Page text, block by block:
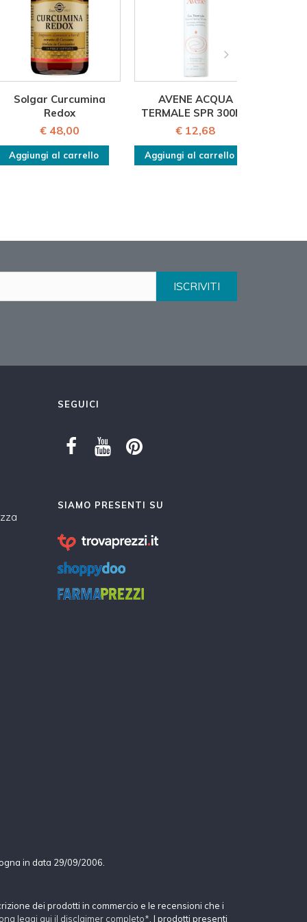
Solgar Curcumina
Redox
€ 48,00
Aggiungi al carrello
AVENE ACQUA
TERMALE SPR 300ML
€ 12,68
Aggiungi al carrello
ISCRIVITI
SEGUICI
SIAMO PRESENTI SU
in data 29/09/2006.
dei prodotti in commercio e le recensioni che i
leggi qui il disclaimer completo* . I prodotti presenti